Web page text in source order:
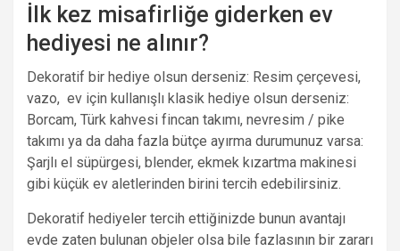
İlk kez misafirliğe giderken ev
hediyesi ne alınır?
Dekoratif bir hediye olsun derseniz: Resim çerçevesi,
vazo, ev için kullanışlı klasik hediye olsun derseniz:
Borcam, Türk kahvesi fincan takımı, nevresim / pike
takımı ya da daha fazla bütçe ayırma durumunuz varsa:
Şarjlı el süpürgesi, blender, ekmek kızartma makinesi
gibi küçük ev aletlerinden birini tercih edebilirsiniz.
Dekoratif hediyeler tercih ettiğinizde bunun avantajı
evde zaten bulunan objeler olsa bile fazlasının bir zararı